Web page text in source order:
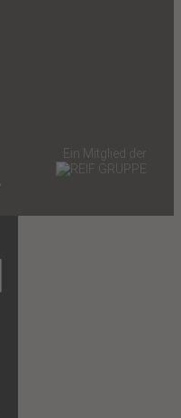
Ein Mitglied der